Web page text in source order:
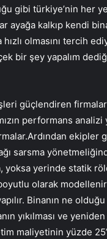
gibi türkiye’nin her
kalkıp kendi
olmasını tercih
bir şey yapalım
güçlendiren
performans analizi
ekipler
sarsma
yoksa yerinde statik
olarak
Binanın ne
yıkılması ve yeniden
maliyetinin yüzde